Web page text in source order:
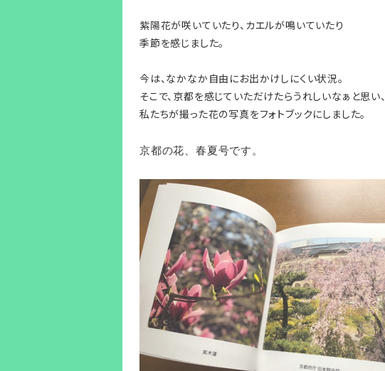
紫陽花が咲いていたり、カエルが鳴いていたり
季節を感じました。
今は、なかなか自由にお出かけしにくい状況。
そこで、京都を感じていただけたらうれしいなぁと思い、
私たちが撮った花の写真をフォトブックにしました。
京都の花、春夏号です。